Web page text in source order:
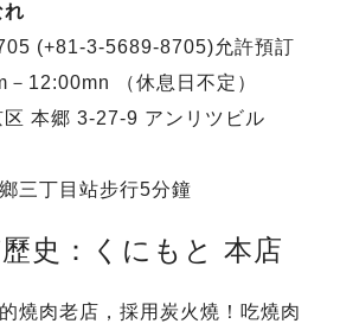
れ
(+81-3-5689-8705)允許預訂
12:00mn （休息日不定）
本郷 3-27-9 アンリツビル
三丁目站步行5分鐘
史：くにもと 本店
燒肉老店，採用炭火燒！吃燒肉